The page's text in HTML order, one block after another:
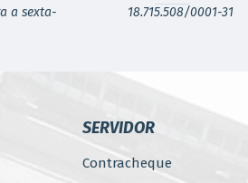
a sexta- 18.715.508/0001-31
SERVIDOR
Contracheque